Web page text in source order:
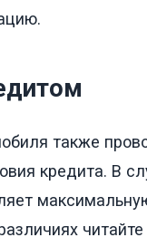
также
кредита. В